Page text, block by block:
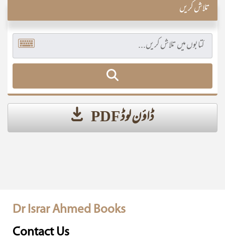
تلاش کریں
ڈاؤن لوڈ PDF
Dr Israr Ahmed Books
Contact Us